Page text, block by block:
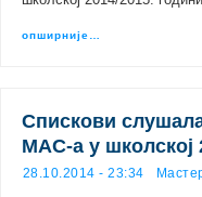
опширније…
Спискови
MАС-а у школској
28.10.2014 - 23:34